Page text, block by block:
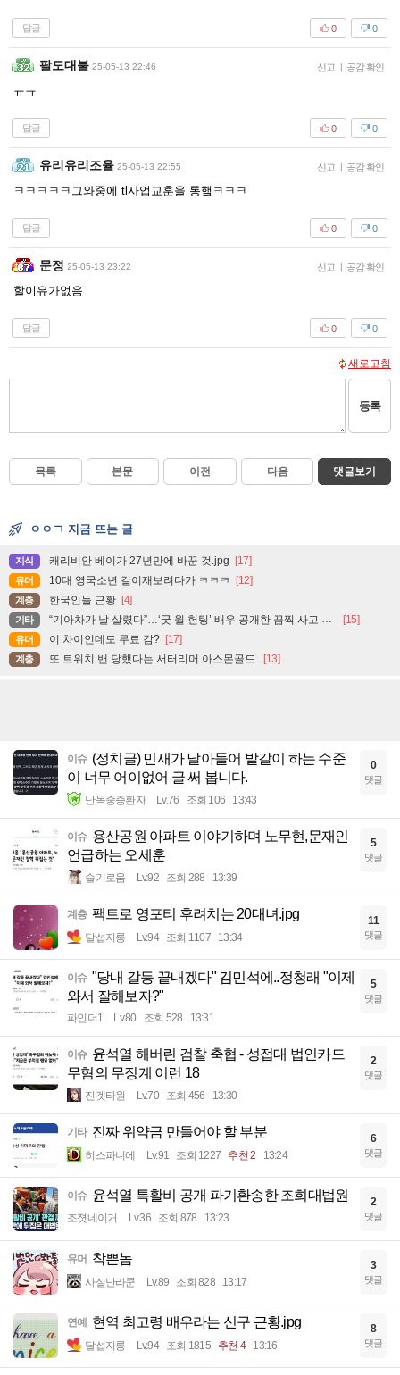
답글 0
0
팔도대불 25-05-13 22:46 신고 | 공감 확인
ㅠㅠ
답글 0
0
유리유리조율 25-05-13 22:55 신고 | 공감 확인
ㅋㅋㅋㅋㅋ그와중에 tl사업교훈을 통햌ㅋㅋㅋ
답글 0
0
문정 25-05-13 23:22 신고 | 공감 확인
할이유가없음
답글 0
0
새로고침
등록
목록 본문 이전 다음 댓글보기
ㅇㅇㄱ 지금 뜨는 글
지식 캐리비안 베이가 27년만에 바꾼 것.jpg [17]
유머 10대 영국소년 길이재보려다가 ㅋㅋㅋ [12]
계층 한국인들 근황 [4]
기타 “기아차가 날 살렸다”…‘굿 윌 헌팅’ 배우 공개한 끔찍 사고 현장 [15]
유머 이 차이인데도 무료 감? [17]
계층 또 트위치 밴 당했다는 서터리머 아스몬골드. [13]
이슈 (정치글) 민새가 날아들어 밭갈이 하는 수준
이 너무 어이없어 글 써 봅니다.
난독중증환자 Lv.76 조회 106 13:43
0
댓글
이슈 용산공원 아파트 이야기하며 노무현,문재인
언급하는 오세훈
슬기로움 Lv.92 조회 288 13:39
5
댓글
계층 팩트로 영포티 후려치는 20대녀.jpg
달섭지롱 Lv.94 조회 1107 13:34
11
댓글
이슈 "당내 갈등 끝내겠다" 김민석에..정청래 "이제
와서 잘해보자?"
파인더1 Lv.80 조회 528 13:31
5
댓글
이슈 윤석열 해버린 검찰 축협 - 성접대 법인카드
무혐의 무징계 이런 18
진겟타원 Lv.70 조회 456 13:30
2
댓글
기타 진짜 위약금 만들어야 할 부분
히스파니에 Lv.91 조회 1227 추천 2 13:24
6
댓글
이슈 윤석열 특활비 공개 파기환송한 조희대법원
조졋네이거 Lv.36 조회 878 13:23
2
댓글
유머 착쁜놈
사실난라쿤 Lv.89 조회 828 13:17
3
댓글
연예 현역 최고령 배우라는 신구 근황.jpg
달섭지롱 Lv.94 조회 1815 추천 4 13:16
8
댓글